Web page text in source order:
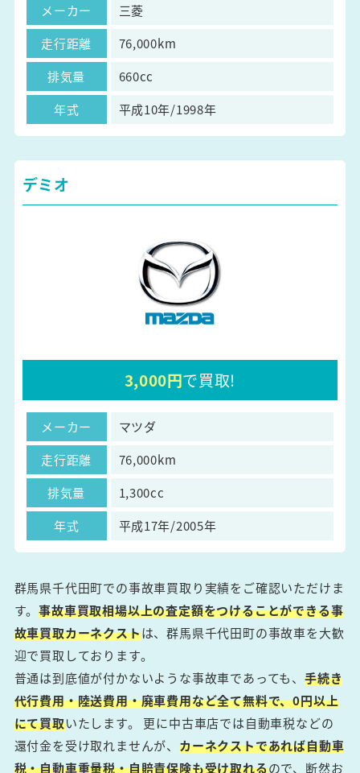
メーカー
三菱
走行距離
76,000km
排気量
660cc
年式
平成10年/1998年
デミオ
3,000円で買取!
メーカー
マツダ
走行距離
76,000km
排気量
1,300cc
年式
平成17年/2005年
群馬県千代田町での事故車買取り実績をご確認いただけま
す。事故車買取相場以上の査定額をつけることができる事
故車買取カーネクストは、群馬県千代田町の事故車を大歓
迎で買取しております。
普通は到底値が付かないような事故車であっても、手続き
代行費用・陸送費用・廃車費用など全て無料で、0円以上
にて買取いたします。 更に中古車店では自動車税などの
還付金を受け取れませんが、カーネクストであれば自動車
税・自動車重量税・自賠責保険も受け取れるので、断然お